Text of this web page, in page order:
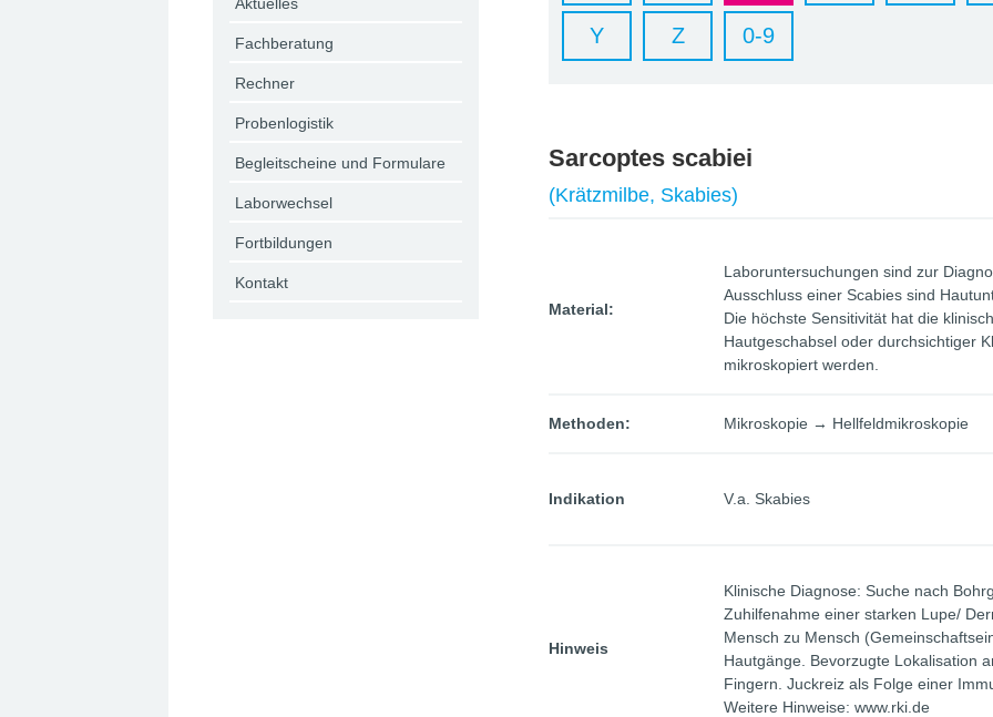
Y Z 0-9
Sarcoptes scabiei
(Krätzmilbe, Skabies)
Material:
Laboruntersuchungen sind zur
Ausschluss einer Scabies sind
Die höchste Sensitivität hat die
Hautgeschabsel oder durchsichtiger
mikroskopiert werden.
Methoden: Mikroskopie → Hellfeldmikroskopie
Indikation V.a. Skabies
Hinweis
Klinische Diagnose: Suche nach
Zuhilfenahme einer starken Lupe/
Mensch zu Mensch
Hautgänge. Bevorzugte Lokalisation
Fingern. Juckreiz als Folge einer
Weitere Hinweise: www.rki.de
Fachberatung
Rechner
Probenlogistik
Begleitscheine und Formulare
Laborwechsel
Fortbildungen
Kontakt